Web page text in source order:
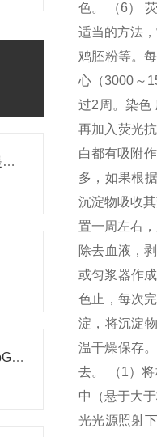
实战分享|小鼠淋巴细胞的提取和分选之经验小结
实验常用人肝癌细胞株(HepG2/Hep3B,HuH-7,MHCC97H,PLC/PRF/5)怎么选？
色。 （6）
适当的方法
鸡胚粉等。
心（3000～
过2周。染色
再加入荧光
白都有吸附
多，如果根
沉淀物吸收
置一周左右
除去血液，
或匀浆器作
色止，每次
淀，将沉淀
温干燥保存
去。 （1）
中（悬于大
光光源照射